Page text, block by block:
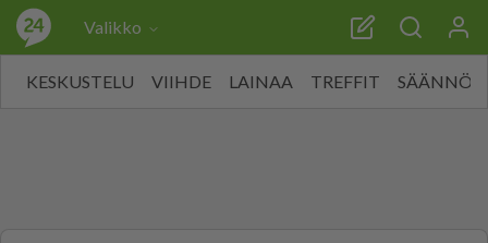
Valikko
KESKUSTELU VIIHDE LAINAA TREFFIT SÄÄNNÖT